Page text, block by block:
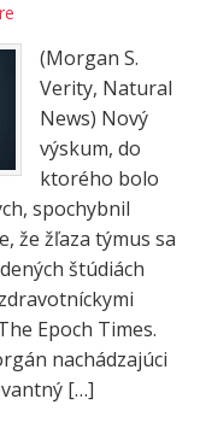
(Morgan S.
Verity, Natural
News) Nový
výskum, do
ktorého bolo
spochybnil
že žľaza týmus sa
štúdiách
Epoch Times.
nachádzajúci
[…]